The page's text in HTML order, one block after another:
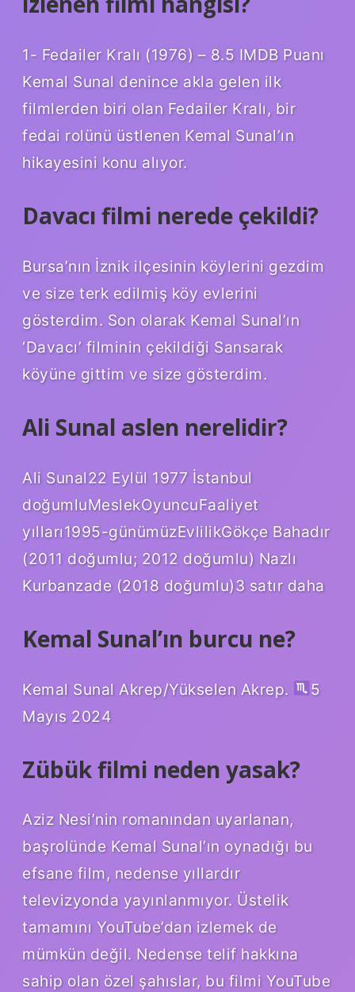
1- Fedailer Kralı (1976) – 8.5 IMDB Puanı
Kemal Sunal denince akla gelen ilk
filmlerden biri olan Fedailer Kralı, bir
fedai rolünü üstlenen Kemal Sunal’ın
hikayesini konu alıyor.
Davacı filmi nerede çekildi?
Bursa’nın İznik ilçesinin köylerini gezdim
ve size terk edilmiş köy evlerini
gösterdim. Son olarak Kemal Sunal’ın
‘Davacı’ filminin çekildiği Sansarak
köyüne gittim ve size gösterdim.
Ali Sunal aslen nerelidir?
Ali Sunal22 Eylül 1977 İstanbul
doğumluMeslekOyuncuFaaliyet
yılları1995-günümüzEvlilikGökçe Bahadır
(2011 doğumlu; 2012 doğumlu) Nazlı
Kurbanzade (2018 doğumlu)3 satır daha
Kemal Sunal’ın burcu ne?
Kemal Sunal Akrep/Yükselen Akrep.
5
Mayıs 2024
Zübük filmi neden yasak?
Aziz Nesi’nin romanından uyarlanan,
başrolünde Kemal Sunal’ın oynadığı bu
efsane film, nedense yıllardır
televizyonda yayınlanmıyor. Üstelik
tamamını YouTube’dan izlemek de
mümkün değil. Nedense telif hakkına
sahip olan özel şahıslar, bu filmi YouTube